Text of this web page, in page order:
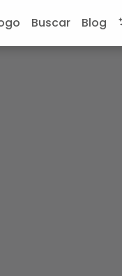
Buscar Blog